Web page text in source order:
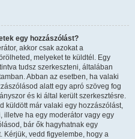
egy hozzászólást?
akkor csak azokat a
melyeket te küldtél. Egy
tudsz szerkeszteni, általában
Abban az esetben, ha valaki
alatt egy apró szöveg fog
és ki által került szerkesztésre.
küldött már valaki egy hozzászólást,
illetve ha egy moderátor vagy egy
bár ők hagyhatnak egy
Kérjük, vedd figyelembe, hogy a